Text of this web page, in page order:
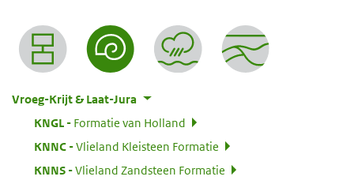
Nomenclator menu
Vroeg-Krijt & Laat-Jura
KNGL
Formatie van Holland
KNNC:
Vlieland Kleisteen Formatie
KNNS:
Vlieland Zandsteen Formatie